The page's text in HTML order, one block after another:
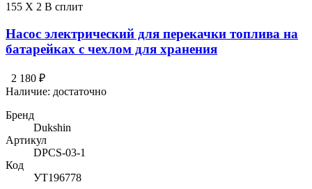
155 X 2 В сплит
Насос электрический для перекачки топлива на
батарейках с чехлом для хранения
2 180 ₽
Наличие: достаточно
Бренд
Dukshin
Артикул
DPCS-03-1
Код
УТ196778